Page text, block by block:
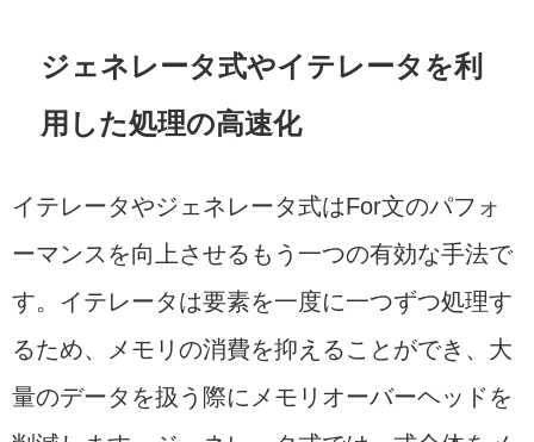
ジェネレータ式やイテレータを利
用した処理の高速化
イテレータやジェネレータ式はFor文のパフォ
ーマンスを向上させるもう一つの有効な手法で
す。イテレータは要素を一度に一つずつ処理す
るため、メモリの消費を抑えることができ、大
量のデータを扱う際にメモリオーバーヘッドを